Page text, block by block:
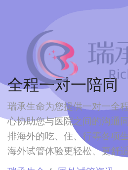
全程一对一陪同
瑞承生命为您提供一对一全
心协助您与医院之间的沟通
排海外的吃、住、行等各项
海外试管体验更轻松、更舒适